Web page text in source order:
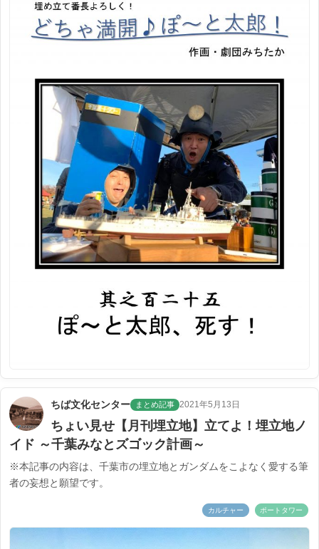
ちば文化センター まとめ記事 2021年5月13日
ちょい見せ【月刊埋立地】立てよ！埋立地ノ
イド ～千葉みなとズゴック計画～
※本記事の内容は、千葉市の埋立地とガンダムをこよなく愛する筆
者の妄想と願望です。
カルチャー ポートタワー